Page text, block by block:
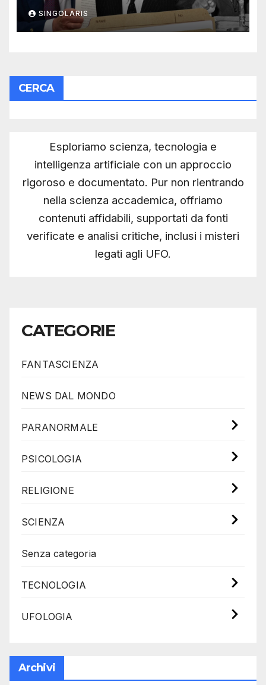
John F. Kennedy e MLK
SINGOLARIS
CERCA
Esploriamo scienza, tecnologia e
intelligenza artificiale con un approccio
rigoroso e documentato. Pur non rientrando
nella scienza accademica, offriamo
contenuti affidabili, supportati da fonti
verificate e analisi critiche, inclusi i misteri
legati agli UFO.
CATEGORIE
FANTASCIENZA
NEWS DAL MONDO
PARANORMALE
PSICOLOGIA
RELIGIONE
SCIENZA
Senza categoria
TECNOLOGIA
UFOLOGIA
Archivi